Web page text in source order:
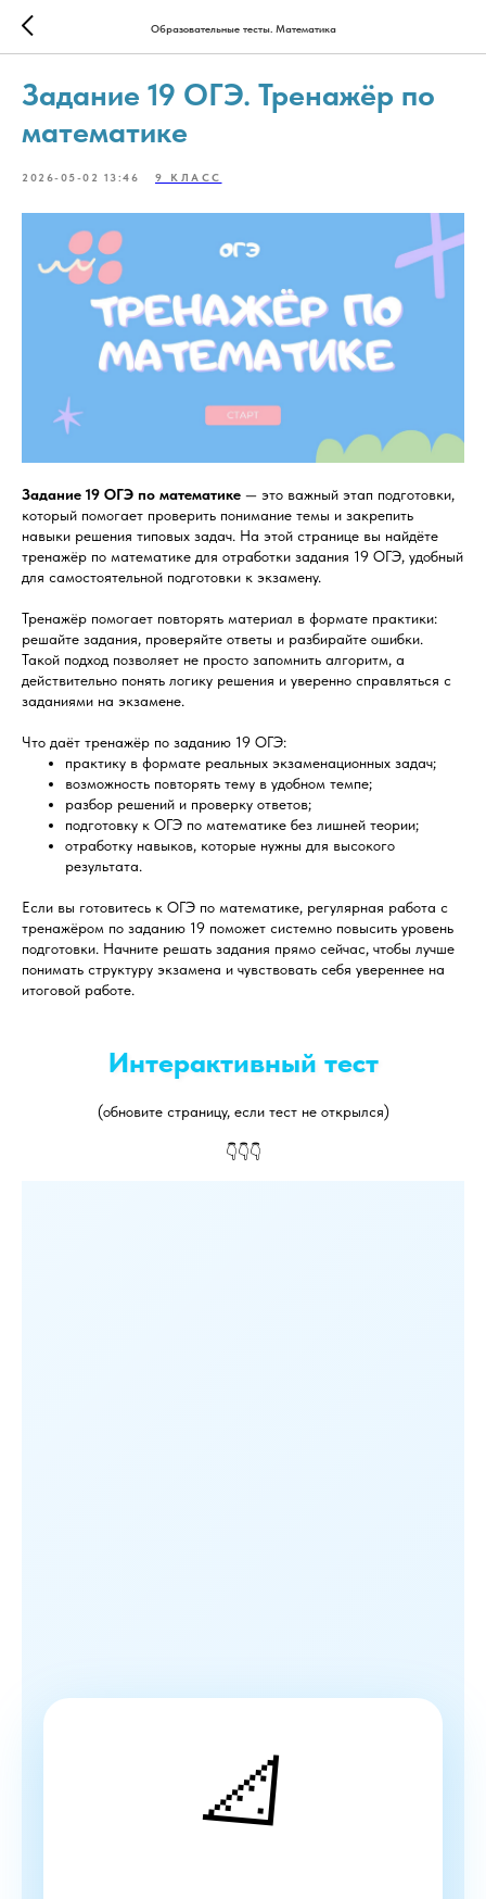
Образовательные тесты. Математика
Задание 19 ОГЭ. Тренажёр по
математике
2026-05-02 13:46 9 КЛАСС
Задание 19 ОГЭ по математике — это важный этап подготовки,
который помогает проверить понимание темы и закрепить
навыки решения типовых задач. На этой странице вы найдёте
тренажёр по математике для отработки задания 19 ОГЭ, удобный
для самостоятельной подготовки к экзамену.
Тренажёр помогает повторять материал в формате практики:
решайте задания, проверяйте ответы и разбирайте ошибки.
Такой подход позволяет не просто запомнить алгоритм, а
действительно понять логику решения и уверенно справляться с
заданиями на экзамене.
Что даёт тренажёр по заданию 19 ОГЭ:
практику в формате реальных экзаменационных задач;
возможность повторять тему в удобном темпе;
разбор решений и проверку ответов;
подготовку к ОГЭ по математике без лишней теории;
отработку навыков, которые нужны для высокого
результата.
Если вы готовитесь к ОГЭ по математике, регулярная работа с
тренажёром по заданию 19 поможет системно повысить уровень
подготовки. Начните решать задания прямо сейчас, чтобы лучше
понимать структуру экзамена и чувствовать себя увереннее на
итоговой работе.
Интерактивный тест
(обновите страницу, если тест не открылся)
👇👇👇
📐